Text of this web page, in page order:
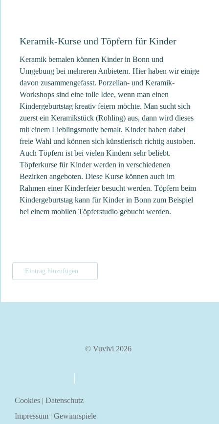
Keramik-Kurse und Töpfern für Kinder
Keramik bemalen können Kinder in Bonn und
Umgebung bei mehreren Anbietern. Hier haben wir einige
davon zusammengefasst. Porzellan- und Keramik-
Workshops sind eine tolle Idee, wenn man einen
Kindergeburtstag kreativ feiern möchte. Man sucht sich
zuerst ein Keramikstück (Rohling) aus, dann wird dieses
mit einem Lieblingsmotiv bemalt. Kinder haben dabei
freie Wahl und können sich künstlerisch richtig austoben.
Auch Töpfern ist bei vielen Kindern sehr beliebt.
Töpferkurse für Kinder werden in verschiedenen
Bezirken angeboten. Diese Kurse können auch im
Rahmen einer Kinderfeier besucht werden. Töpfern beim
Kindergeburtstag kann für Kinder in Bonn zum Beispiel
bei einem mobilen Töpferstudio gebucht werden.
Eintrag hinzufügen
© Vuvivi 2026
Cookies | Datenschutz
Impressum | Gewinnspiele